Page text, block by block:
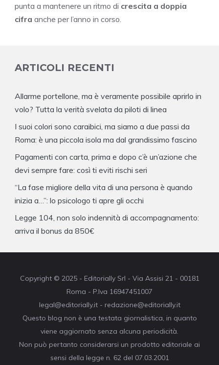
punta a mantenere un ritmo di crescita a doppia
cifra anche per l’anno in corso.
ARTICOLI RECENTI
Allarme portellone, ma è veramente possibile aprirlo in
volo? Tutta la verità svelata da piloti di linea
I suoi colori sono caraibici, ma siamo a due passi da
Roma: è una piccola isola ma dal grandissimo fascino
Pagamenti con carta, prima e dopo c’è un’azione che
devi sempre fare: così ti eviti rischi seri
“La fase migliore della vita di una persona è quando
inizia a…”: lo psicologo ti apre gli occhi
Legge 104, non solo indennità di accompagnamento:
arriva il bonus da 850€
Copyright © 2025 - Editorially Srl - Via Assisi 21 - 00181
Roma - P.Iva 16947451007
legal@editorially.it - redazione@editorially.it
Questo blog non è una testata giornalistica, in quanto
viene aggiornato senza alcuna periodicità.
Non può pertanto considerarsi un prodotto editoriale ai
sensi della legge n. 62 del 07.03.2001